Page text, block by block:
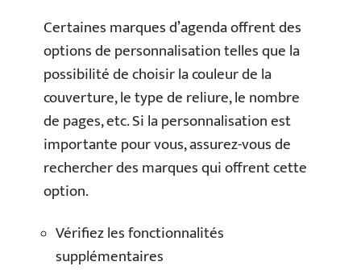
Certaines marques d’agenda offrent des
options de personnalisation telles que la
possibilité de choisir la couleur de la
couverture, le type de reliure, le nombre
de pages, etc. Si la personnalisation est
importante pour vous, assurez-vous de
rechercher des marques qui offrent cette
option.
Vérifiez les fonctionnalités
supplémentaires